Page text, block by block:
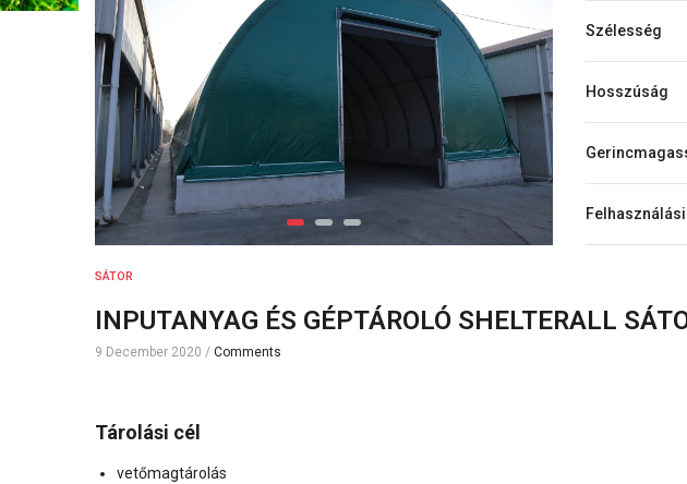
Szélesség
Hosszúság
Felhasználási
SÁTOR
INPUTANYAG ÉS GÉPTÁROLÓ SHELTERALL
9 December 2020 / Comments
Tárolási cél
vetőmagtárolás